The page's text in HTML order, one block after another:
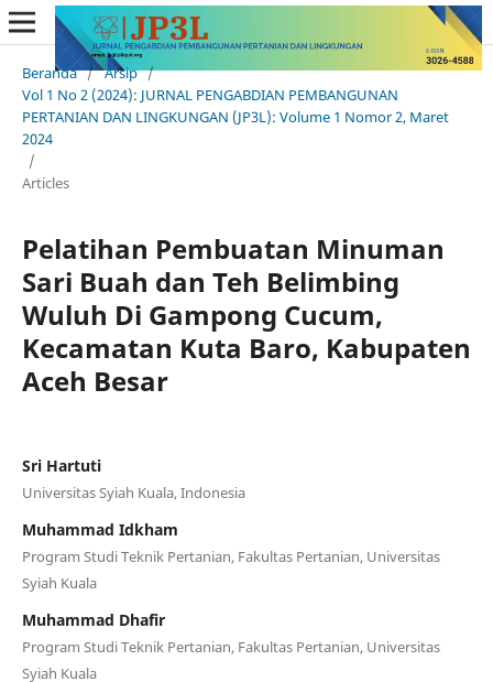
Beranda / Arsip /
Vol 1 No 2 (2024): JURNAL PENGABDIAN PEMBANGUNAN
PERTANIAN DAN LINGKUNGAN (JP3L): Volume 1 Nomor 2, Maret
2024
/
Articles
Pelatihan Pembuatan Minuman
Sari Buah dan Teh Belimbing
Wuluh Di Gampong Cucum,
Kecamatan Kuta Baro, Kabupaten
Aceh Besar
Sri Hartuti
Universitas Syiah Kuala, Indonesia
Muhammad Idkham
Program Studi Teknik Pertanian, Fakultas Pertanian, Universitas
Syiah Kuala
Muhammad Dhafir
Program Studi Teknik Pertanian, Fakultas Pertanian, Universitas
Syiah Kuala